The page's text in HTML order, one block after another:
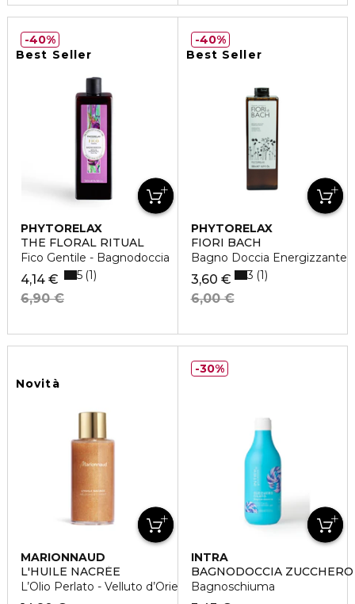
Best Seller
PHYTORELAX
THE FLORAL RITUAL
Fico Gentile - Bagnodoccia
4,14 €
6,90 €
5 1
40%
Best Seller
PHYTORELAX
FIORI BACH
Bagno Doccia Energizzante
3,60 €
6,00 €
3 1
40%
Novità
MARIONNAUD
L'HUILE NACRÈE
L’Olio Perlato - Velluto d’Oriente
INTRA
BAGNODOCCIA
Bagnoschiuma
30%